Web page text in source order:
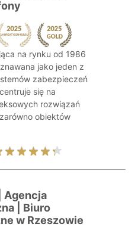
na rynku od 1986
jako jeden z
zabezpieczeń
się na
rozwiązań
obiektów
Agencja
| Biuro
w Rzeszowie